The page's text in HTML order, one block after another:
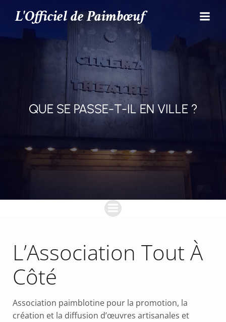
L'Officiel de Paimbœuf
QUE SE PASSE-T-IL EN VILLE ?
L’Association Tout À
Côté
Association paimblotine pour la promotion, la
création et la diffusion d’œuvres artisanales et